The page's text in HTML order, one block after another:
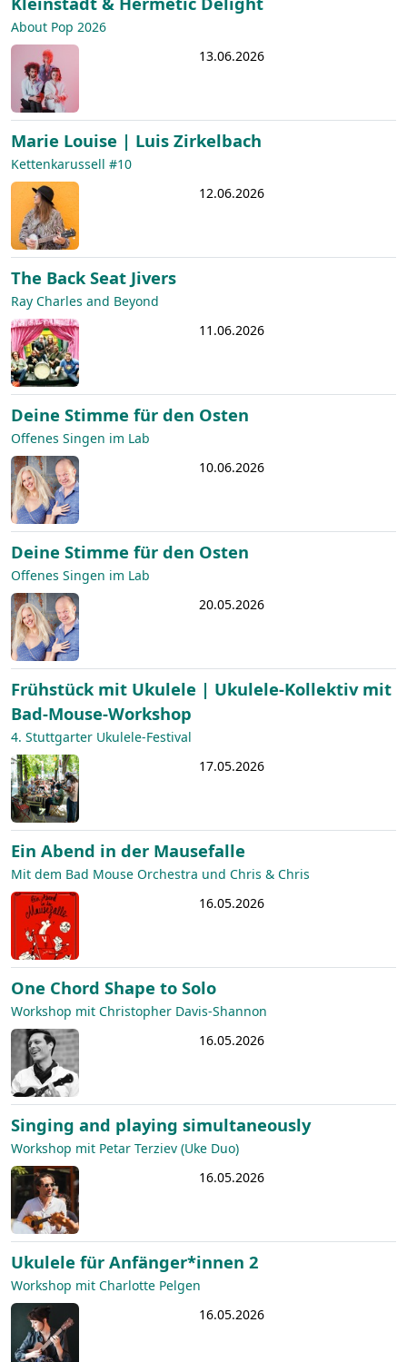
About Pop 2026
13.06.2026
Marie Louise | Luis Zirkelbach
Kettenkarussell #10
12.06.2026
The Back Seat Jivers
Ray Charles and Beyond
11.06.2026
Deine Stimme für den Osten
Offenes Singen im Lab
10.06.2026
Deine Stimme für den Osten
Offenes Singen im Lab
20.05.2026
Frühstück mit Ukulele | Ukulele-Kollektiv mit
Bad-Mouse-Workshop
4. Stuttgarter Ukulele-Festival
17.05.2026
Ein Abend in der Mausefalle
Mit dem Bad Mouse Orchestra und Chris & Chris
16.05.2026
One Chord Shape to Solo
Workshop mit Christopher Davis-Shannon
16.05.2026
Singing and playing simultaneously
Workshop mit Petar Terziev (Uke Duo)
16.05.2026
Ukulele für Anfänger*innen 2
Workshop mit Charlotte Pelgen
16.05.2026